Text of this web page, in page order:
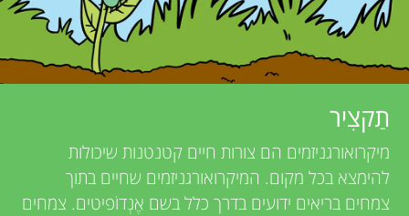
n
g
M
e
v
e
w
תַקצִיר
מיקרואורגניזמים הם צורות חיים קטנטנות שיכולות
להימצא בכל מקום. המיקרואורגניזמים שחיים בתוך
צמחים בריאים ידועים בדרך כלל בשם אֶנְדוֺפיטים. צמחים